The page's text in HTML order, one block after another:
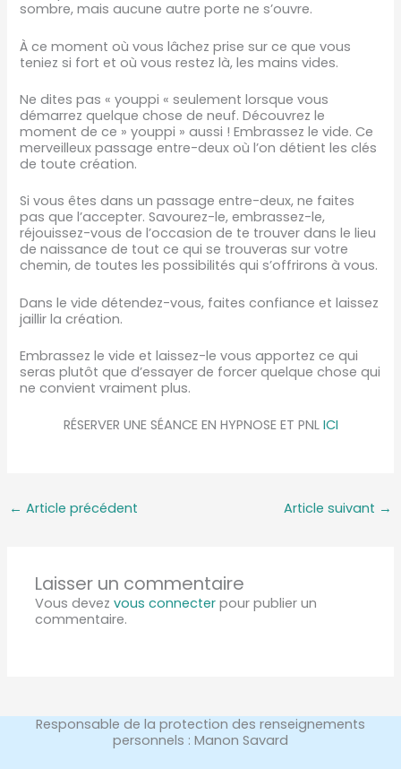
sombre, mais aucune autre porte ne s’ouvre.
À ce moment où vous lâchez prise sur ce que vous
teniez si fort et où vous restez là, les mains vides.
Ne dites pas « youppi « seulement lorsque vous
démarrez quelque chose de neuf. Découvrez le
moment de ce » youppi » aussi ! Embrassez le vide. Ce
merveilleux passage entre-deux où l’on détient les clés
de toute création.
Si vous êtes dans un passage entre-deux, ne faites
pas que l’accepter. Savourez-le, embrassez-le,
réjouissez-vous de l’occasion de te trouver dans le lieu
de naissance de tout ce qui se trouveras sur votre
chemin, de toutes les possibilités qui s’offrirons à vous.
Dans le vide détendez-vous, faites confiance et laissez
jaillir la création.
Embrassez le vide et laissez-le vous apportez ce qui
seras plutôt que d’essayer de forcer quelque chose qui
ne convient vraiment plus.
RÉSERVER UNE SÉANCE EN HYPNOSE ET PNL ICI
← Article précédent Article suivant →
Laisser un commentaire
Vous devezvous connecter pour publier un
commentaire.
Responsable de la protection des renseignements
personnels : Manon Savard